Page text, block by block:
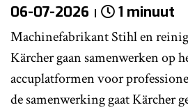
06-07-2026 1 minuut
Machinefabrikant Stihl en
Kärcher gaan samenwerken op
accuplatformen voor
de samenwerking gaat Kärcher